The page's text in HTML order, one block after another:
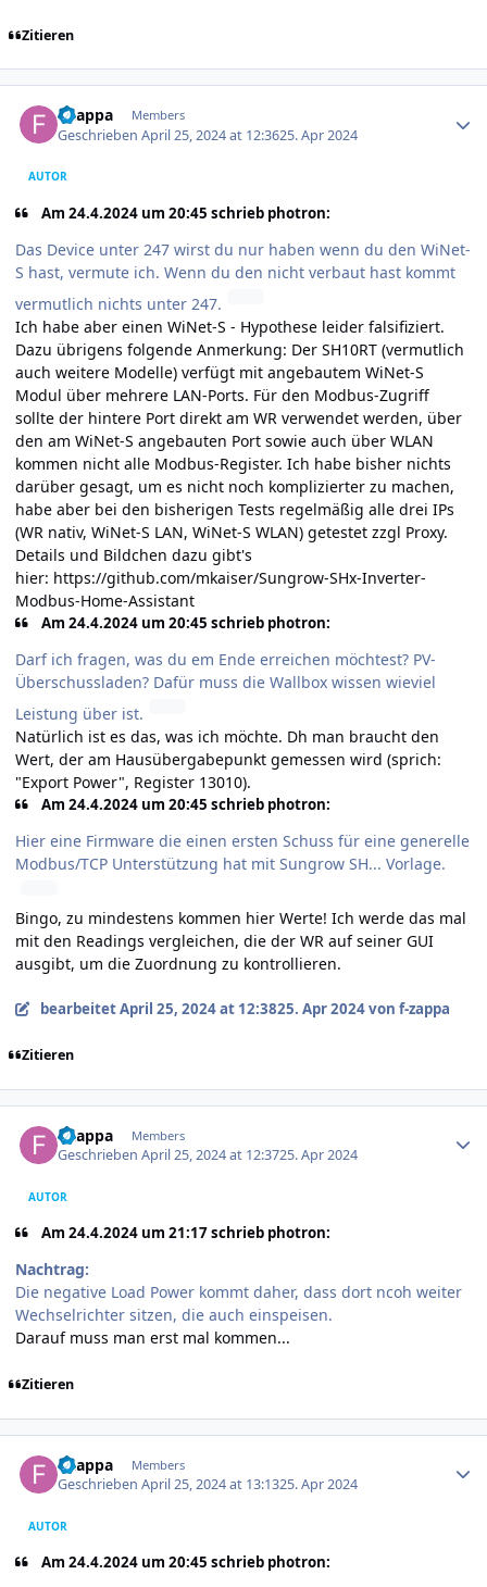
Zitieren
f-zappa Members
GeschriebenApril 25, 2024 at 12:3625. Apr 2024
AUTOR
Am 24.4.2024 um 20:45 schrieb photron:
Das Device unter 247 wirst du nur haben wenn du den WiNet-
S hast, vermute ich. Wenn du den nicht verbaut hast kommt
vermutlich nichts unter 247.
Ich habe aber einen WiNet-S - Hypothese leider falsifiziert.
Dazu übrigens folgende Anmerkung: Der SH10RT (vermutlich
auch weitere Modelle) verfügt mit angebautem WiNet-S
Modul über mehrere LAN-Ports. Für den Modbus-Zugriff
sollte der hintere Port direkt am WR verwendet werden, über
den am WiNet-S angebauten Port sowie auch über WLAN
kommen nicht alle Modbus-Register. Ich habe bisher nichts
darüber gesagt, um es nicht noch komplizierter zu machen,
habe aber bei den bisherigen Tests regelmäßig alle drei IPs
(WR nativ, WiNet-S LAN, WiNet-S WLAN) getestet zzgl Proxy.
Details und Bildchen dazu gibt's
hier: https://github.com/mkaiser/Sungrow-SHx-Inverter-
Modbus-Home-Assistant
Am 24.4.2024 um 20:45 schrieb photron:
Darf ich fragen, was du em Ende erreichen möchtest? PV-
Überschussladen? Dafür muss die Wallbox wissen wieviel
Leistung über ist.
Natürlich ist es das, was ich möchte. Dh man braucht den
Wert, der am Hausübergabepunkt gemessen wird (sprich:
"Export Power", Register 13010).
Am 24.4.2024 um 20:45 schrieb photron:
Hier eine Firmware die einen ersten Schuss für eine generelle
Modbus/TCP Unterstützung hat mit Sungrow SH... Vorlage.
Bingo, zu mindestens kommen hier Werte! Ich werde das mal
mit den Readings vergleichen, die der WR auf seiner GUI
ausgibt, um die Zuordnung zu kontrollieren.
bearbeitetApril 25, 2024 at 12:3825. Apr 2024von f-zappa
Zitieren
f-zappa Members
GeschriebenApril 25, 2024 at 12:3725. Apr 2024
AUTOR
Am 24.4.2024 um 21:17 schrieb photron:
Nachtrag:
Die negative Load Power kommt daher, dass dort ncoh weiter
Wechselrichter sitzen, die auch einspeisen.
Darauf muss man erst mal kommen...
Zitieren
f-zappa Members
GeschriebenApril 25, 2024 at 13:1325. Apr 2024
AUTOR
Am 24.4.2024 um 20:45 schrieb photron: